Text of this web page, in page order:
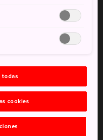
bala Tokaido hasta la
minutos. Desde Atami,
de Ito, otros 25
de Estados Unidos y
firmaron el Tratado de
todas
cookies